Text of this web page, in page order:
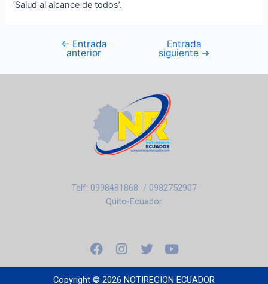
‘Salud al alcance de todos’.
← Entrada
anterior
Entrada
siguiente →
Telf: 0998481868 / 0982752907
Quito-Ecuador
F
a
c
e
I
n
s
t
T
w
i
t
Y
o
u
t
Copyright © 2026 NOTIREGION ECUADOR